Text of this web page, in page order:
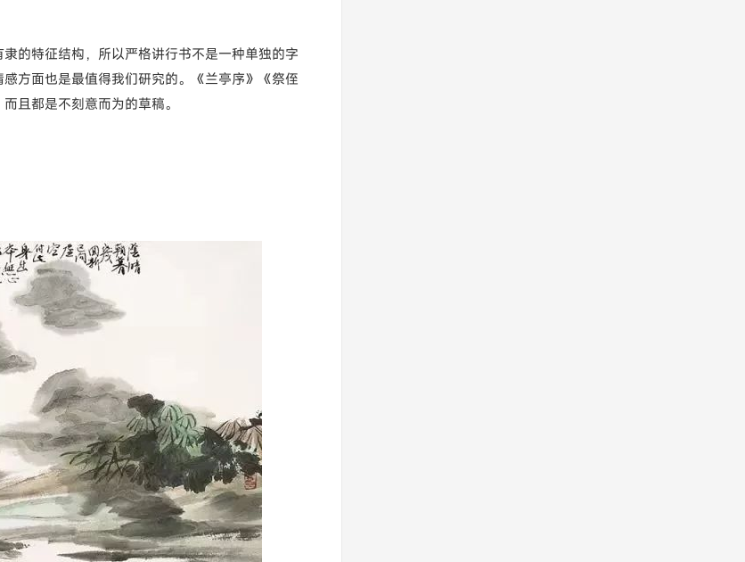
的特征结构，所以严格讲行书不是一种单独的字
方面也是最值得我们研究的。《兰亭序》《祭侄
且都是不刻意而为的草稿。